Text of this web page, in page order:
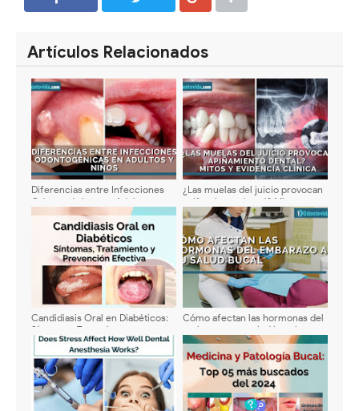
Artículos Relacionados
Diferencias entre Infecciones
Odontogénicas en Adultos y
Niños: Diagnóstico y Manejo
Actualizado
¿Las muelas del juicio provocan
apiñamiento dental? Mitos y
evidencia clínica
Candidiasis Oral en Diabéticos:
Síntomas, Tratamiento y
Prevención Efectiva
Cómo afectan las hormonas del
embarazo a tu salud bucal